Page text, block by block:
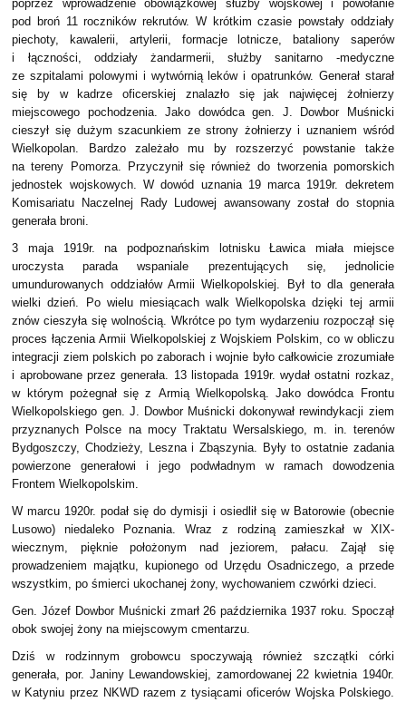
poprzez wprowadzenie obowiązkowej służby wojskowej i powołanie
pod broń 11 roczników rekrutów. W krótkim czasie powstały oddziały
piechoty, kawalerii, artylerii, formacje lotnicze, bataliony saperów
i łączności, oddziały żandarmerii, służby sanitarno -medyczne
ze szpitalami polowymi i wytwórnią leków i opatrunków. Generał starał
się by w kadrze oficerskiej znalazło się jak najwięcej żołnierzy
miejscowego pochodzenia. Jako dowódca gen. J. Dowbor Muśnicki
cieszył się dużym szacunkiem ze strony żołnierzy i uznaniem wśród
Wielkopolan. Bardzo zależało mu by rozszerzyć powstanie także
na tereny Pomorza. Przyczynił się również do tworzenia pomorskich
jednostek wojskowych. W dowód uznania 19 marca 1919r. dekretem
Komisariatu Naczelnej Rady Ludowej awansowany został do stopnia
generała broni.
3 maja 1919r. na podpoznańskim lotnisku Ławica miała miejsce
uroczysta parada wspaniale prezentujących się, jednolicie
umundurowanych oddziałów Armii Wielkopolskiej. Był to dla generała
wielki dzień. Po wielu miesiącach walk Wielkopolska dzięki tej armii
znów cieszyła się wolnością. Wkrótce po tym wydarzeniu rozpoczął się
proces łączenia Armii Wielkopolskiej z Wojskiem Polskim, co w obliczu
integracji ziem polskich po zaborach i wojnie było całkowicie zrozumiałe
i aprobowane przez generała. 13 listopada 1919r. wydał ostatni rozkaz,
w którym pożegnał się z Armią Wielkopolską. Jako dowódca Frontu
Wielkopolskiego gen. J. Dowbor Muśnicki dokonywał rewindykacji ziem
przyznanych Polsce na mocy Traktatu Wersalskiego, m. in. terenów
Bydgoszczy, Chodzieży, Leszna i Zbąszynia. Były to ostatnie zadania
powierzone generałowi i jego podwładnym w ramach dowodzenia
Frontem Wielkopolskim.
W marcu 1920r. podał się do dymisji i osiedlił się w Batorowie (obecnie
Lusowo) niedaleko Poznania. Wraz z rodziną zamieszkał w XIX-
wiecznym, pięknie położonym nad jeziorem, pałacu. Zajął się
prowadzeniem majątku, kupionego od Urzędu Osadniczego, a przede
wszystkim, po śmierci ukochanej żony, wychowaniem czwórki dzieci.
Gen. Józef Dowbor Muśnicki zmarł 26 października 1937 roku. Spoczął
obok swojej żony na miejscowym cmentarzu.
Dziś w rodzinnym grobowcu spoczywają również szczątki córki
generała, por. Janiny Lewandowskiej, zamordowanej 22 kwietnia 1940r.
w Katyniu przez NKWD razem z tysiącami oficerów Wojska Polskiego.